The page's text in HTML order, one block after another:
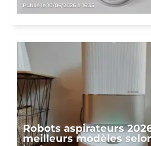
Publié le 10/06/2026 à 16:35
Robots aspirateurs
meilleurs modèles